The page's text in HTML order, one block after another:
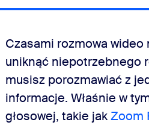
Czasami rozmowa wideo
uniknąć niepotrzebnego
musisz porozmawiać z
informacje. Właśnie w
głosowej, takie jakZoom